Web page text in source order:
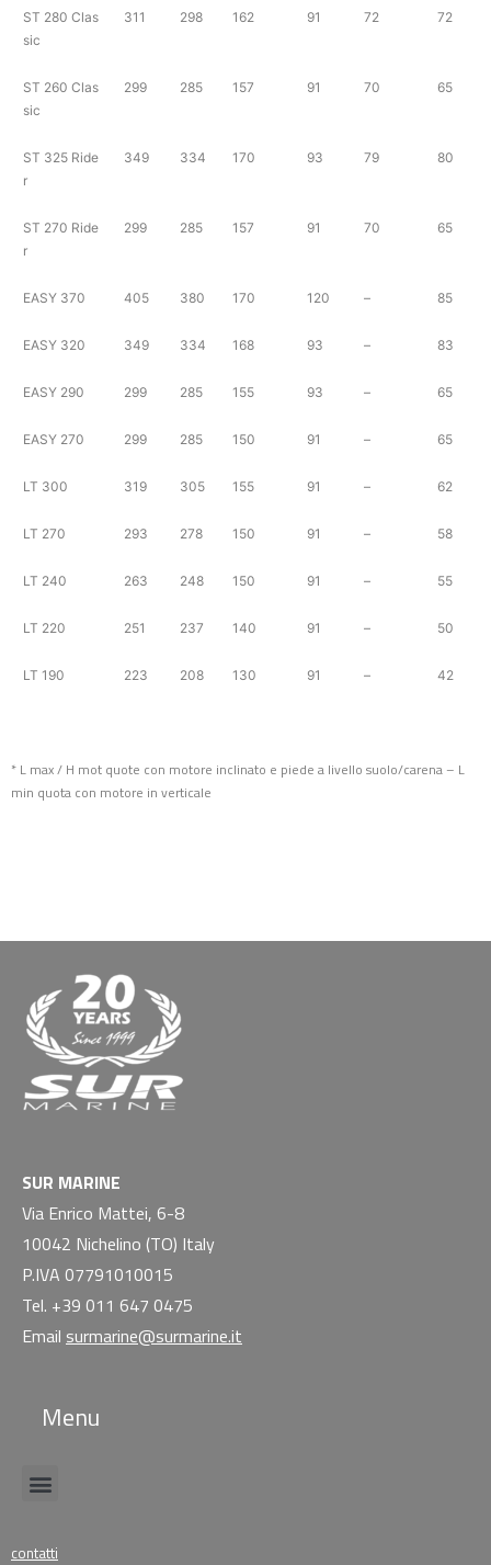
ST 280 Clas
sic
311 298 162 91 72 72
ST 260 Clas
sic
299 285 157 91 70 65
ST 325 Ride
r
349 334 170 93 79 80
ST 270 Ride
r
299 285 157 91 70 65
EASY 370 405 380 170 120 – 85
EASY 320 349 334 168 93 – 83
EASY 290 299 285 155 93 – 65
EASY 270 299 285 150 91 – 65
LT 300 319 305 155 91 – 62
LT 270 293 278 150 91 – 58
LT 240 263 248 150 91 – 55
LT 220 251 237 140 91 – 50
LT 190 223 208 130 91 – 42
* L max / H mot quote con motore inclinato e piede a livello suolo/carena – L
min quota con motore in verticale
SUR MARINE
Via Enrico Mattei, 6-8
10042 Nichelino (TO) Italy
P.IVA 07791010015
Tel. +39 011 647 0475
Email surmarine@surmarine.it
Menu
contatti